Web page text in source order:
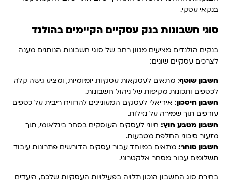
בנקאי עסקי.
סוגי חשבונות בנק עסקיים הקיימים בהולנד
בנקים הולנדים מציעים מגוון רחב של סוגי חשבונות הנותנים מענה
לצרכים עסקיים שונים:
חשבון שוטף: מתאים לעסקאות עסקיות יומיומיות, ומציע גישה קלה
לכספים ותכונות מקיפות של ניהול חשבונות.
חשבון חיסכון: אידיאלי לעסקים המעוניינים להרוויח ריבית על כספים
עודפים תוך שמירה על נזילות.
חשבון מטבע חוץ: חיוני לעסקים העוסקים בסחר בינלאומי, תוך
מזעור סיכוני החלפת מטבעות.
חשבון סוחר: מתאים במיוחד עבור עסקים הדורשים פתרונות עיבוד
תשלומים עבור מסחר אלקטרוני.
בחירת סוג החשבון הנכון תלויה בפעילויות העסקיות שלכם, היעדים